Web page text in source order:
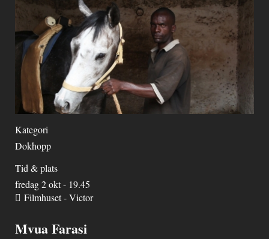
Kategori
Dokhopp
Tid & plats
fredag 2 okt - 19.45
Filmhuset - Victor
Mvua Farasi